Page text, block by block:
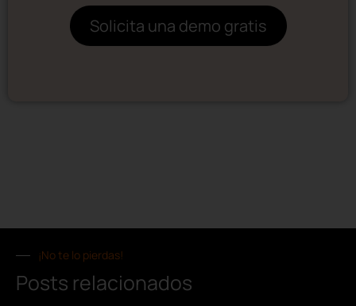
Solicita una demo gratis
¡No te lo pierdas!
Posts relacionados